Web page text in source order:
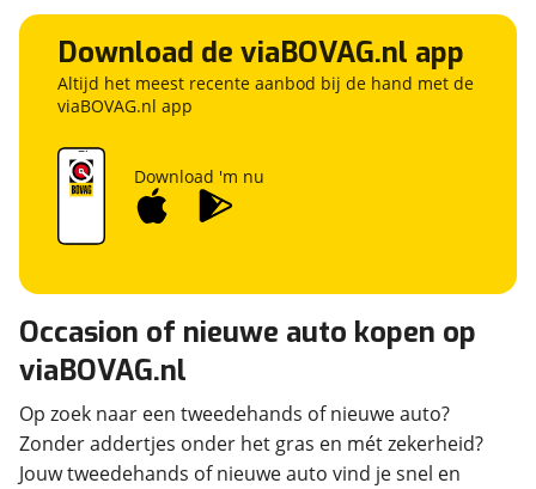
Download de viaBOVAG.nl app
Altijd het meest recente aanbod bij de hand met de
viaBOVAG.nl app
Download 'm nu
Occasion of nieuwe auto kopen op
viaBOVAG.nl
Op zoek naar een tweedehands of nieuwe auto?
Zonder addertjes onder het gras en mét zekerheid?
Jouw tweedehands of nieuwe auto vind je snel en